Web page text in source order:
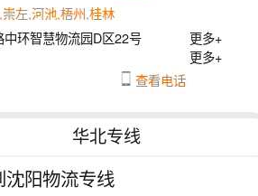
左,河池,梧州,桂林
环智慧物流园D区22号
更多+
更多+
查看电话
华北专线
沈阳物流专线